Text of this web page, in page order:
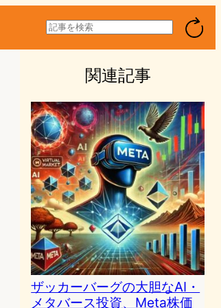
検
索
関連記事
ザッカーバーグの大胆なAI・
メタバース投資、Meta株価